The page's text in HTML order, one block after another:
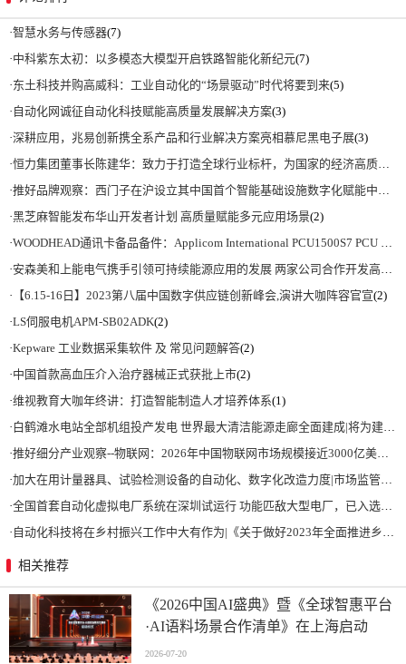
·智慧水务与传感器(7)
·中科紫东太初：以多模态大模型开启铁路智能化新纪元(7)
·东土科技并购高威科：工业自动化的“场景驱动”时代将要到来(5)
· 自动化网诚征自动化科技赋能高质量发展解决方案(3)
·深耕应用，兆易创新携全系产品和行业解决方案亮相慕尼黑电子展(3)
·恒力集团董事长陈建华：致力于打造全球行业标杆，为国家的经济高质量发展贡献更大力量|上海电气集团党委书记、董事长吴磊来访
·推好品牌观察：西门子在沪设立其中国首个智能基础设施数字化赋能中心
·黑芝麻智能发布华山开发者计划 高质量赋能多元应用场景(2)
·WOODHEAD通讯卡备品备件：Applicom International PCU1500S7 PCU 1500 S7 V4.5.0
·安森美和上能电气携手引领可持续能源应用的发展 两家公司合作开发高性能储能和太阳能组串式逆变器方案 以实现可持续的未来
· 【6.15-16日】2023第八届中国数字供应链创新峰会,演讲大咖阵容官宣(2)
·LS伺服电机APM-SB02ADK(2)
·Kepware 工业数据采集软件 及 常见问题解答(2)
·中国首款高血压介入治疗器械正式获批上市(2)
·维视教育大咖年终讲：打造智能制造人才培养体系(1)
·白鹤滩水电站全部机组投产发电 世界最大清洁能源走廊全面建成|将为建设新型能源体系、保障国家能源安全、实现“双碳”目标提供有力支撑
·推好细分产业观察--物联网：2026年中国物联网市场规模接近3000亿美元 智慧工厂、智慧城市、智慧电网等将占60%以上
·加大在用计量器具、试验检测设备的自动化、数字化改造力度|市场监管总局 工业和信息化部 关于促进企业计量能力提升的指导意见
·全国首套自动化虚拟电厂系统在深圳试运行 功能匹敌大型电厂，已入选国际典型案例
· 自动化科技将在乡村振兴工作中大有作为|《关于做好2023年全面推进乡村振兴重点工作的意见》发布
相关推荐
《2026中国AI盛典》暨《全球智惠平台
·AI语料场景合作清单》在上海启动
2026-07-20